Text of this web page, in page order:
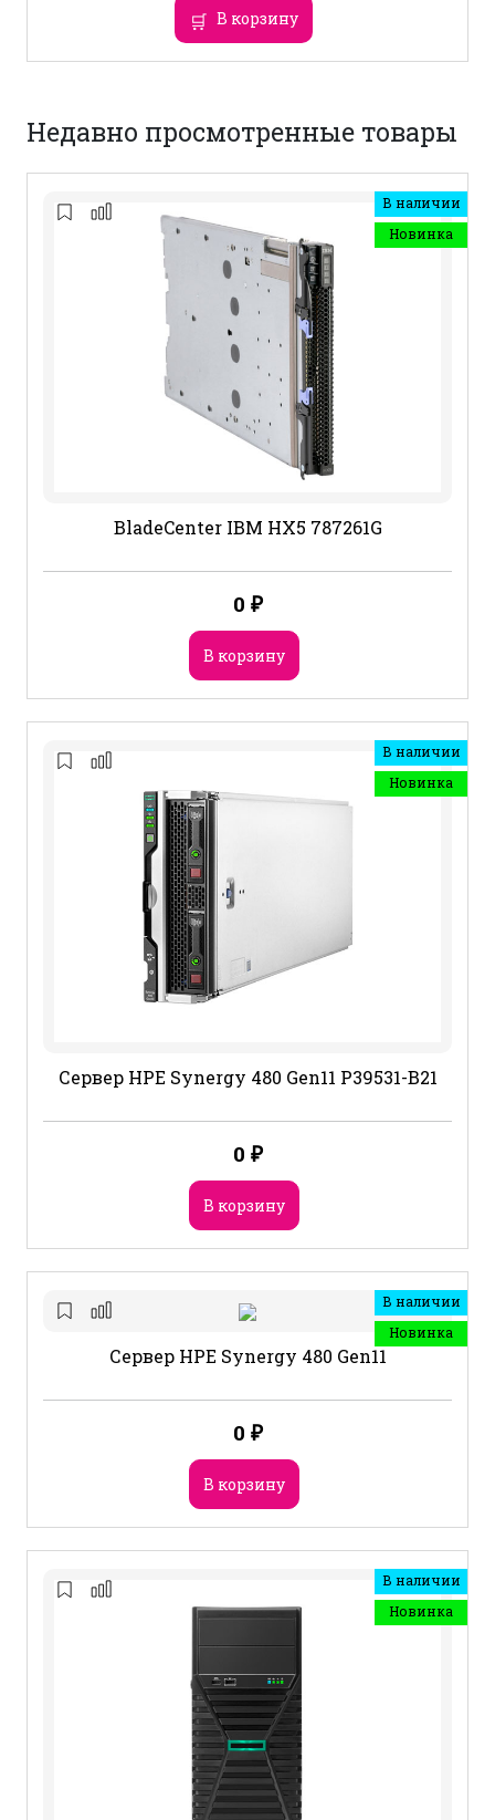
В корзину
Недавно просмотренные товары
В наличии
Новинка
BladeCenter IBM HX5 787261G
0 ₽
В корзину
В наличии
Новинка
Сервер HPE Synergy 480 Gen11 P39531-B21
0 ₽
В корзину
В наличии
Новинка
Сервер HPE Synergy 480 Gen11
0 ₽
В корзину
В наличии
Новинка